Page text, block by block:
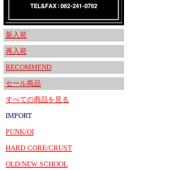
新入荷
再入荷
RECOMMEND
セール商品
すべての商品を見る
IMPORT
PUNK/OI
HARD CORE/CRUST
OLD/NEW SCHOOL